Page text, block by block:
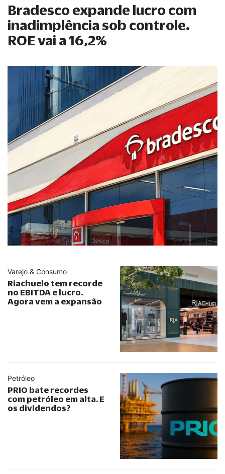
Bradesco expande lucro com
inadimplência sob controle.
ROE vai a 16,2%
Varejo & Consumo
Riachuelo tem recorde
no EBITDA e lucro.
Agora vem a expansão
Petróleo
PRIO bate recordes
com petróleo em alta. E
os dividendos?